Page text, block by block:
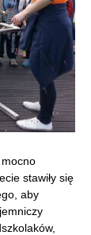
stawiły się
aby